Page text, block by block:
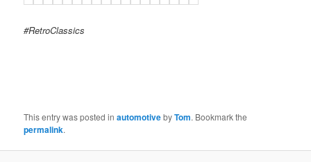
#RetroClassics
This entry was posted inautomotivebyTom. Bookmark the
permalink.